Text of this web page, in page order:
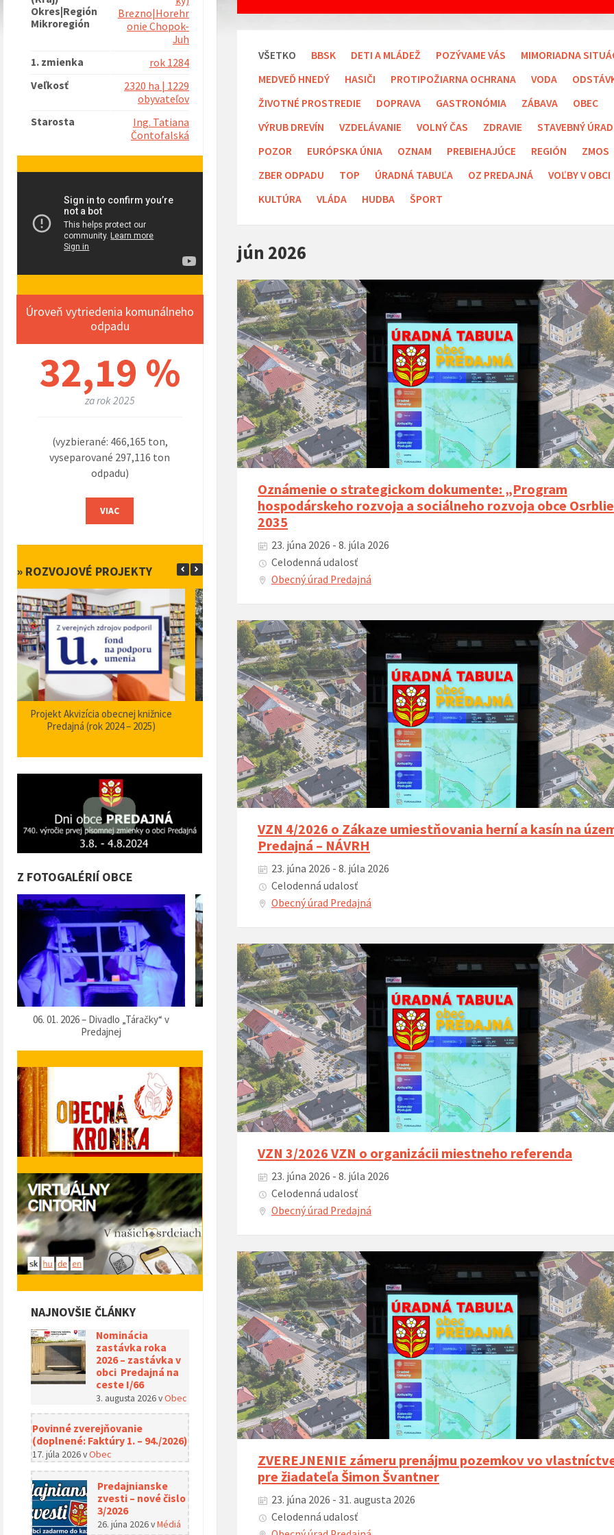
VŠETKO BBSK DETI A MLÁDEŽ POZÝVAME VÁS
MIMORIADNA
MEDVEĎ HNEDÝ
HASIČI PROTIPOŽIARNA OCHRANA VODA
ŽIVOTNÉ PROSTREDIE
DOPRAVA GASTRONÓMIA ZÁBAVA
OBEC
VÝRUB DREVÍN
VZDELÁVANIE VOLNÝ ČAS ZDRAVIE
STAVEBNÝ ÚRAD
POZOR
EURÓPSKA ÚNIA OZNAM PREBIEHAJÚCE REGIÓN
ZMOS
ZBER ODPADU
TOP ÚRADNÁ TABUĽA OZ PREDAJNÁ
VOĽBY V OBCI
KULTÚRA
VLÁDA HUDBA ŠPORT
jún 2026
Oznámenie o strategickom dokumente: „Program
hospodárskeho rozvoja a sociálneho rozvoja obce
2035
23. júna 2026 - 8. júla 2026
Celodenná udalosť
Obecný úrad Predajná
VZN 4/2026 o Zákaze umiestňovania herní a kasín na
Predajná – NÁVRH
23. júna 2026 - 8. júla 2026
Celodenná udalosť
Obecný úrad Predajná
VZN 3/2026 VZN o organizácii miestneho referenda
23. júna 2026 - 8. júla 2026
Celodenná udalosť
Obecný úrad Predajná
ZVEREJNENIE zámeru prenájmu pozemkov vo
pre žiadateľa Šimon Švantner
23. júna 2026 - 31. augusta 2026
Celodenná udalosť
Okres|Región
Mikroregión
Brezno|Horehr
onie Chopok-
Juh
1. zmienka
rok 1284
Veľkosť
2320 ha | 1229
obyvateľov
Starosta
Ing. Tatiana
Čontofalská
Úroveň vytriedenia komunálneho
odpadu
32,19 %
za rok 2025
(vyzbierané: 466,165 ton,
vyseparované 297,116 ton
odpadu)
VIAC
» ROZVOJOVÉ PROJEKTY
Zabezpečenie zvýšenia bezpečnosti a
plynulosti premávky – I/66 Predajná
Projekt Podpora opatrení k zvyšovaniu
bezpečnosti dopravy a vybudovanie
orientačného informačného systému v
obci Predajná (rok 2023)
Nové autobusové zastávky I/66 (rok
2023)
Rozširenie
Z FOTOGALÉRIÍ OBCE
07. 12. 2025 – Vítanie Mikuláša 05. 12. 2025 – Predvianočný hlas organu
02. 12. 2025 – Posedenie seniorov pri
kapustnici
14. 11. 2025
NAJNOVŠIE ČLÁNKY
Nominácia
zastávka roka
2026 – zastávka v
obci Predajná na
ceste I/66
3. augusta 2026vObec
Povinné zverejňovanie
(doplnené: Faktúry 1. – 94./2026)
17. júla 2026vObec
Predajnianske
zvesti – nové čislo
3/2026
26. júna 2026vMédiá
MDD
Príďte
radosti
zábavy
ihrisko